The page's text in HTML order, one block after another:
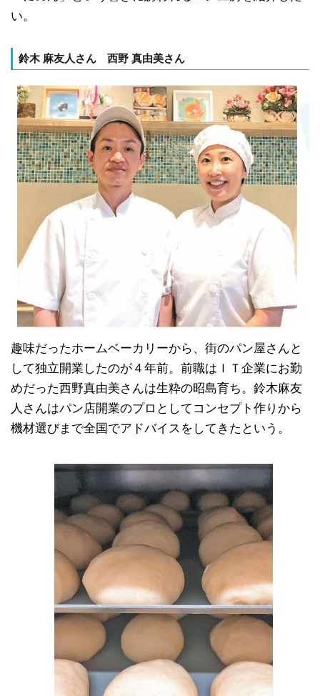
い。
鈴木 麻友人さん 西野 真由美さん
趣味だったホームベーカリーから、街のパン屋さんと
して独立開業したのが４年前。前職はＩＴ企業にお勤
めだった西野真由美さんは生粋の昭島育ち。鈴木麻友
人さんはパン店開業のプロとしてコンセプト作りから
機材選びまで全国でアドバイスをしてきたという。